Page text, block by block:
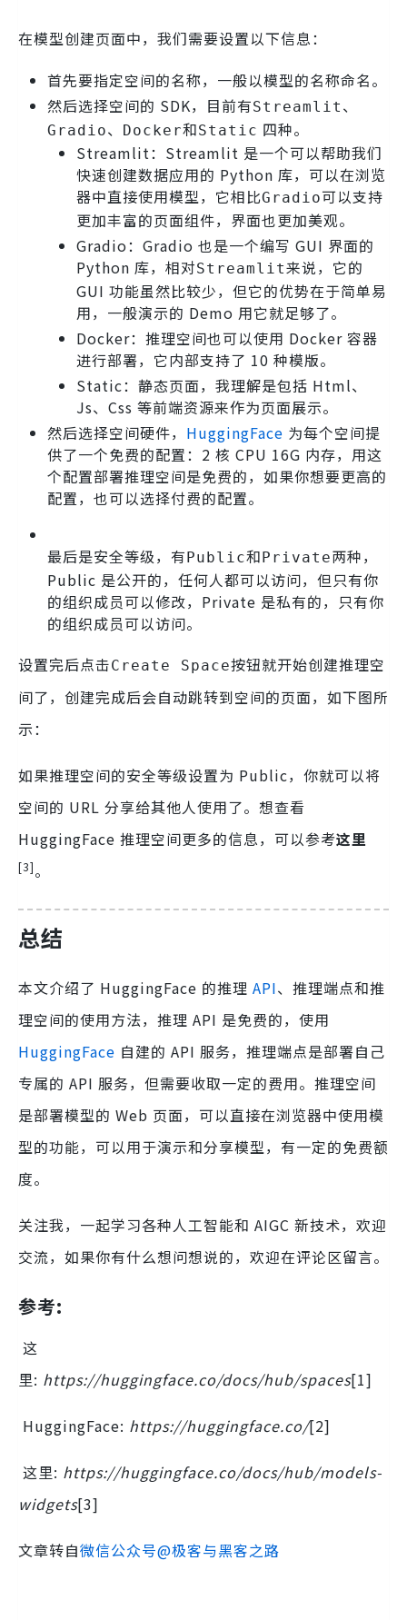
在模型创建页面中，我们需要设置以下信息：
首先要指定空间的名称，一般以模型的名称命名。
然后选择空间的 SDK，目前有Streamlit 、
Gradio、 Docker和Static 四种。
Streamlit：Streamlit 是一个可以帮助我们
快速创建数据应用的 Python 库，可以在浏览
器中直接使用模型，它相比Gradio可以支持
更加丰富的页面组件，界面也更加美观。
Gradio：Gradio 也是一个编写 GUI 界面的
Python 库，相对Streamlit来说，它的
GUI 功能虽然比较少，但它的优势在于简单易
用，一般演示的 Demo 用它就足够了。
Docker：推理空间也可以使用 Docker 容器
进行部署，它内部支持了 10 种模版。
Static：静态页面，我理解是包括 Html、
Js、Css 等前端资源来作为页面展示。
然后选择空间硬件， HuggingFace 为每个空间提
供了一个免费的配置：2 核 CPU 16G 内存，用这
个配置部署推理空间是免费的，如果你想要更高的
配置，也可以选择付费的配置。
最后是安全等级，有Public和Private两种，
Public 是公开的，任何人都可以访问，但只有你
的组织成员可以修改，Private 是私有的，只有你
的组织成员可以访问。
设置完后点击Create Space按钮就开始创建推理空
间了，创建完成后会自动跳转到空间的页面，如下图所
示：
如果推理空间的安全等级设置为 Public，你就可以将
空间的 URL 分享给其他人使用了。想查看
HuggingFace 推理空间更多的信息，可以参考这里
[3]。
总结
本文介绍了 HuggingFace 的推理 API、推理端点和推
理空间的使用方法，推理 API 是免费的，使用
HuggingFace 自建的 API 服务，推理端点是部署自己
专属的 API 服务，但需要收取一定的费用。推理空间
是部署模型的 Web 页面，可以直接在浏览器中使用模
型的功能，可以用于演示和分享模型，有一定的免费额
度。
关注我，一起学习各种人工智能和 AIGC 新技术，欢迎
交流，如果你有什么想问想说的，欢迎在评论区留言。
参考:
这
里: https://huggingface.co/docs/hub/spaces[1]
HuggingFace: https://huggingface.co/[2]
这里: https://huggingface.co/docs/hub/models-
widgets[3]
文章转自微信公众号@极客与黑客之路